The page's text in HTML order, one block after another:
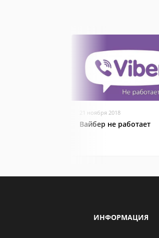
21 ноября 2018
Вайбер не работает
ИНФОРМАЦИЯ